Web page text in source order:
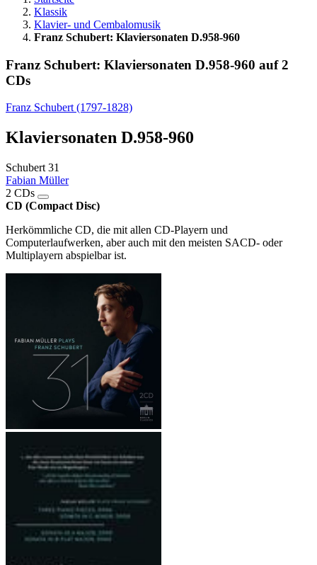
Klassik
Klavier- und Cembalomusik
Franz Schubert: Klaviersonaten D.958-960
Franz Schubert: Klaviersonaten D.958-960 auf 2
CDs
Franz Schubert (1797-1828)
Klaviersonaten D.958-960
Schubert 31
Fabian Müller
2 CDs
CD (Compact Disc)
Herkömmliche CD, die mit allen CD-Playern und
Computerlaufwerken, aber auch mit den meisten SACD- oder
Multiplayern abspielbar ist.